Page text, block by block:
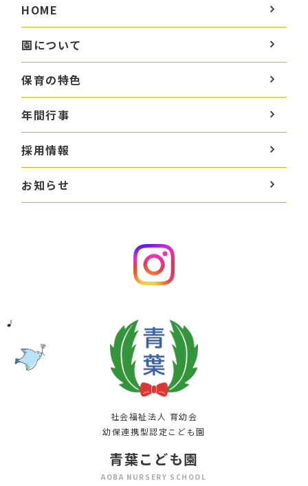
HOME
園について
保育の特色
年間行事
採用情報
お知らせ
社会福祉法人 育幼会
幼保連携型認定こども園
青葉こども園
AOBA NURSERY SCHOOL